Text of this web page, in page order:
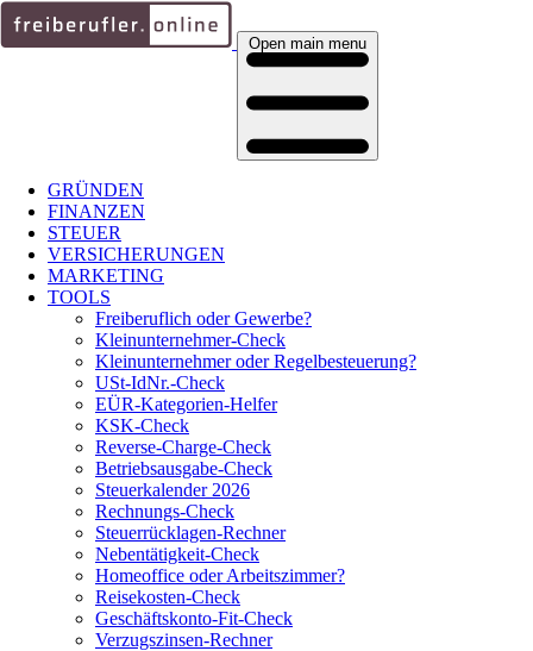
Open main menu
GRÜNDEN
FINANZEN
STEUER
VERSICHERUNGEN
MARKETING
TOOLS
Freiberuflich oder Gewerbe?
Kleinunternehmer-Check
Kleinunternehmer oder Regelbesteuerung?
USt-IdNr.-Check
EÜR-Kategorien-Helfer
KSK-Check
Reverse-Charge-Check
Betriebsausgabe-Check
Steuerkalender 2026
Rechnungs-Check
Steuerrücklagen-Rechner
Nebentätigkeit-Check
Homeoffice oder Arbeitszimmer?
Reisekosten-Check
Geschäftskonto-Fit-Check
Verzugszinsen-Rechner